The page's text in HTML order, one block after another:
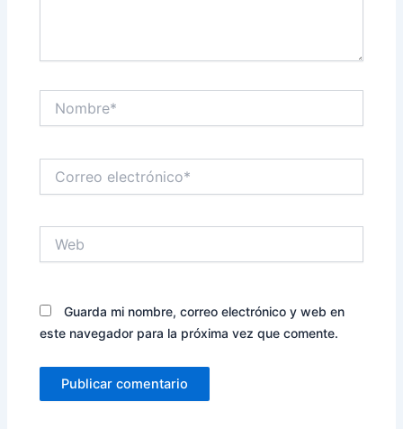
electrónico*
Guarda mi nombre, correo electrónico y web en
este navegador para la próxima vez que comente.